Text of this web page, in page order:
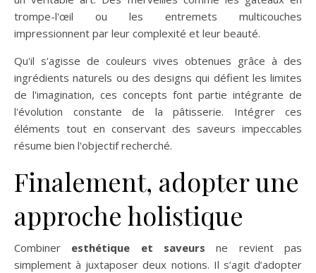
trompe-l'œil ou les entremets multicouches
impressionnent par leur complexité et leur beauté.
Qu'il s'agisse de couleurs vives obtenues grâce à des
ingrédients naturels ou des designs qui défient les limites
de l'imagination, ces concepts font partie intégrante de
l'évolution constante de la pâtisserie. Intégrer ces
éléments tout en conservant des saveurs impeccables
résume bien l'objectif recherché.
Finalement, adopter une
approche holistique
Combiner esthétique et saveurs ne revient pas
simplement à juxtaposer deux notions. Il s’agit d’adopter